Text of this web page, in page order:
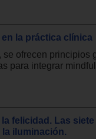
la práctica clínica
se ofrecen principios
para integrar
felicidad. Las
iluminación.